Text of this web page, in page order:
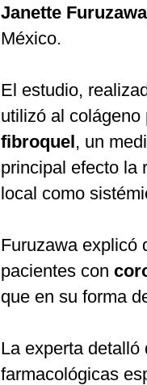
Janette Furuzawa
México.
El estudio,
utilizó al colágeno
fibroquel, un
principal efecto la
local como
Furuzawa explicó
pacientes con
que en su forma
La experta
farmacológicas